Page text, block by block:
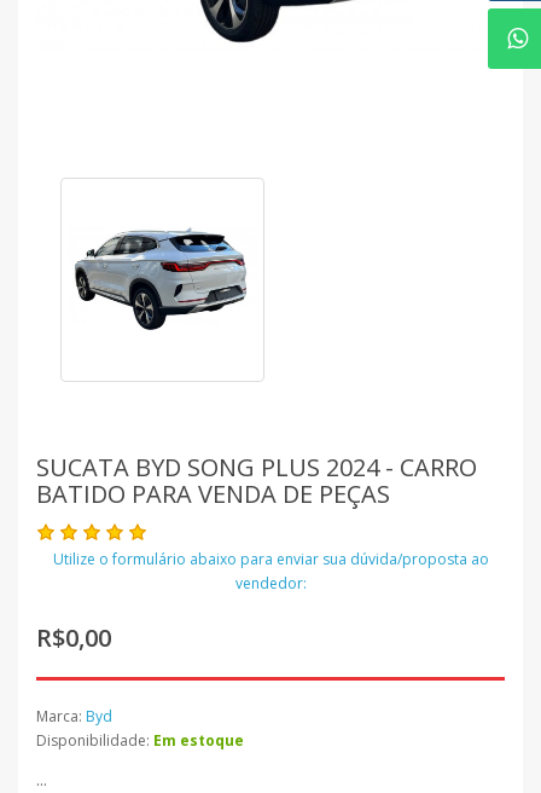
SUCATA BYD SONG PLUS 2024 - CARRO
BATIDO PARA VENDA DE PEÇAS
Utilize o formulário abaixo para enviar sua dúvida/proposta ao
vendedor:
R$0,00
Marca: Byd
Disponibilidade: Em estoque
...